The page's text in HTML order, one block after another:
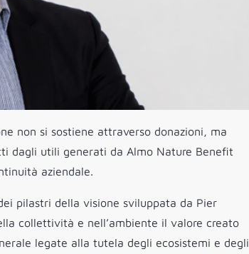
non si sostiene attraverso donazioni, ma
dagli utili generati da Almo Nature Benefit
aziendale.
pilastri della visione sviluppata da Pier
collettività e nell’ambiente il valore creato
legate alla tutela degli ecosistemi e degli